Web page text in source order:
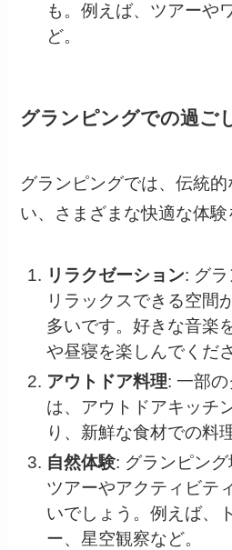
も。例えば、ツアーや
ど。
グランピングでの過ご
グランピングでは、伝統
い、さまざまな快適な体験
リラクゼーション: グラ
リラックスできる空間
多いです。好きな音楽
や昼寝を楽しんでくださ
アウトドア料理: 一部
は、アウトドアキッチ
り、新鮮な食材での料
自然体験: グランピン
ツアーやアクティビテ
いでしょう。例えば、
ー、星空観察など。